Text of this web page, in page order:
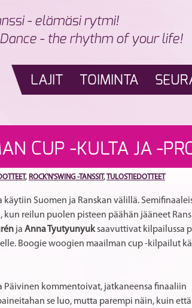
- elämäsi rytmi!
Dance - the rhythm of your life!
LAJIT TOIMINTA
CUP -KULTA JA -
, ROCK'N'SWING -TANSSIT,TULOSTIEDOTTEET
Suomen ja Ranskan välillä.
reilun puolen pisteen päähän jääneet
ja Anna Tyutyunyuksaavuttivat kilpailussa
Boogie woogien maailman cup -kilpailut
kommentoivat, jatkaneensa finaaliin
se luo, mutta parempi näin, kuin